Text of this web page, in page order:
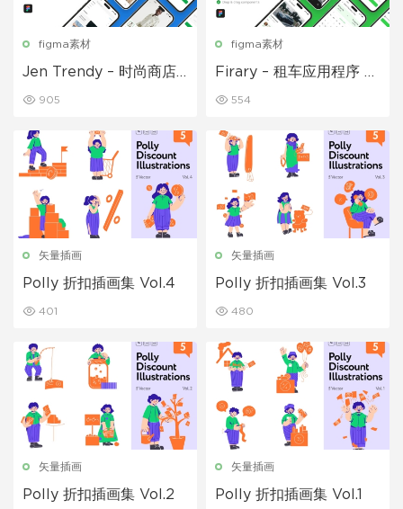
figma素材
Jen Trendy – 时尚商店
905
figma素材
Firary – 租车应用程序 UI
554
矢量插画
Polly 折扣插画集 Vol.4
401
矢量插画
Polly 折扣插画集 Vol.3
480
矢量插画
Polly 折扣插画集 Vol.2
矢量插画
Polly 折扣插画集 Vol.1